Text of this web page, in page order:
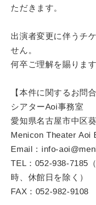
個人情
ただきます。
出演者変更に伴うチ
せん。
何卒ご理解を賜りま
【本件に関するお問合
シアターAoi事務室
愛知県名古屋市中区
Menicon Theater Aoi
Email：info-
TEL：052-938-7185
時、休館日を除く）
FAX：052-982-9108